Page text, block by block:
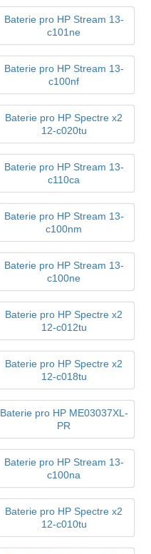
Baterie pro HP Stream 13-
c101ne
Baterie pro HP Stream 13-
c100nf
Baterie pro HP Spectre x2
12-c020tu
Baterie pro HP Stream 13-
c110ca
Baterie pro HP Stream 13-
c100nm
Baterie pro HP Stream 13-
c100ne
Baterie pro HP Spectre x2
12-c012tu
Baterie pro HP Spectre x2
12-c018tu
Baterie pro HP ME03037XL-
PR
Baterie pro HP Stream 13-
c100na
Baterie pro HP Spectre x2
12-c010tu